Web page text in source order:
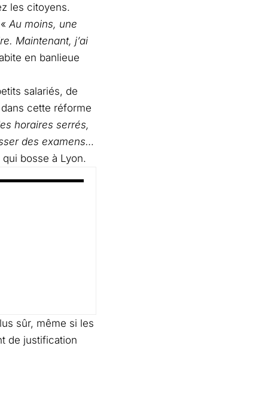
les citoyens.
Au moins, une
Maintenant, j’ai
en banlieue
salariés, de
cette réforme
horaires serrés,
des examens…
bosse à Lyon.
sûr, même si les
de justification